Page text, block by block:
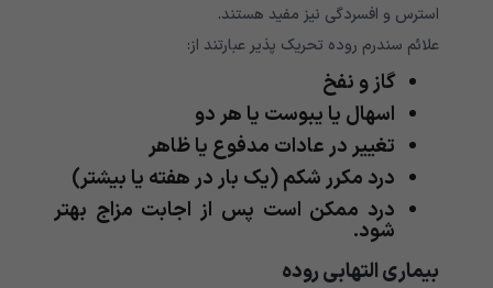
استرس و افسردگی نیز مفید هستند.
علائم سندرم روده تحریک پذیر عبارتند از:
گاز و نفخ
اسهال یا یبوست یا هر دو
تغییر در عادات مدفوع یا ظاهر
درد مکرر شکم (یک بار در هفته یا بیشتر)
درد ممکن است پس از اجابت مزاج بهتر
شود.
بیماری التهابی روده